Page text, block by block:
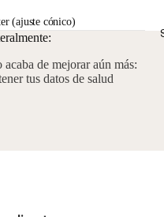
(ajuste cónico)
de mejorar aún más:
tus datos de salud